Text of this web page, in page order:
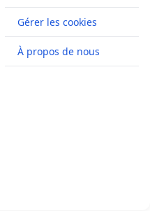
Gérer les cookies
À propos de nous